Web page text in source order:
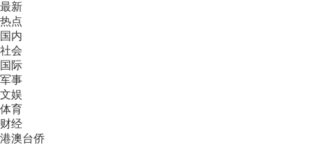
最新
热点
国内
社会
国际
军事
文娱
体育
财经
港澳台侨